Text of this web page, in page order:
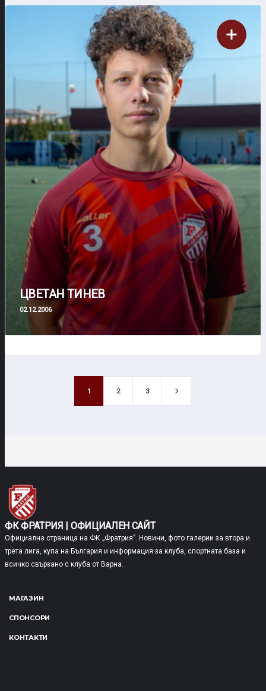
ЦВЕТАН ТИНЕВ
02.12.2006
1 2 3
ФК ФРАТРИЯ | ОФИЦИАЛЕН САЙТ
Официална страница на ФК „Фратрия”. Новини, фото галерии за втора и
трета лига, купа на България и информация за клуба, спортната база и
всичко свързано с клуба от Варна.
МАГАЗИН
СПОНСОРИ
КОНТАКТИ